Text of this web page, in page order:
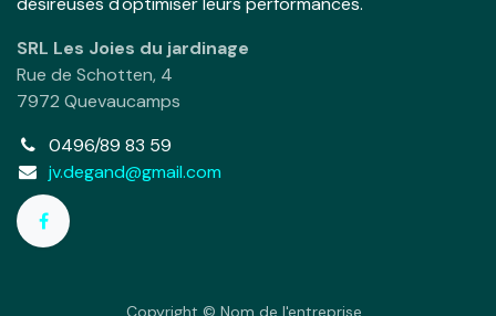
SRL Les Joies du jardinage
Rue de Schotten, 4
7972 Quevaucamps
0496/89 83 59
jv.degand@gmail.com
Copyright © Nom de l'entreprise